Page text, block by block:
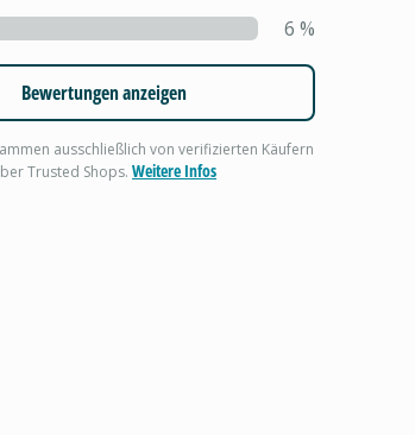
6 %
Bewertungen anzeigen
ausschließlich von verifizierten Käufern
Trusted Shops.Weitere Infos